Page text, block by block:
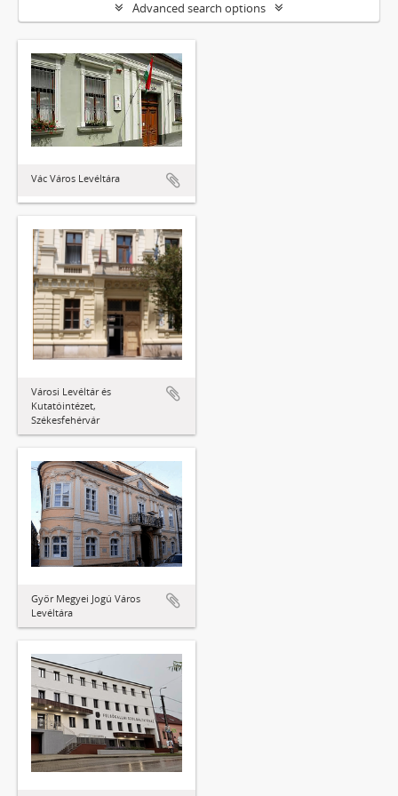
Advanced search options
Vác Város Levéltára
Városi Levéltár és
Kutatóintézet,
Székesfehérvár
Győr Megyei Jogú Város
Levéltára